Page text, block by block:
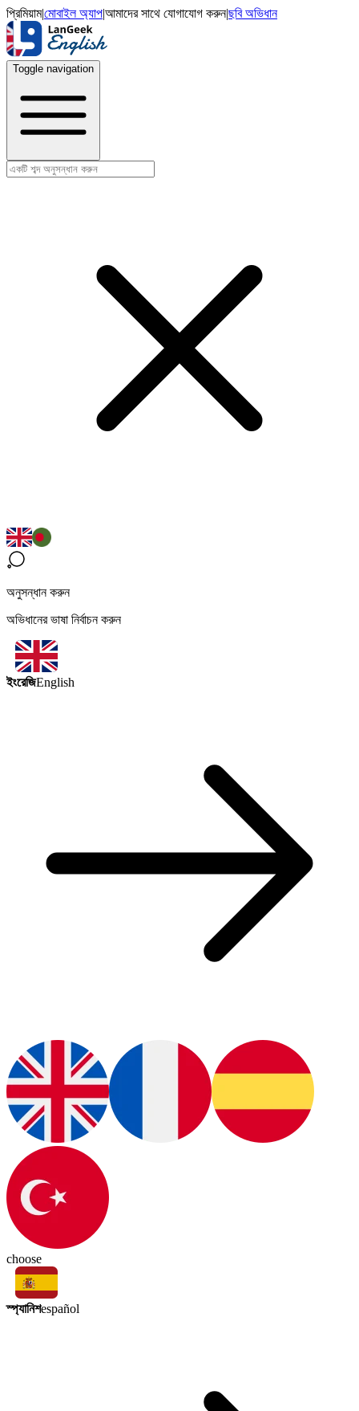
প্রিমিয়াম|মোবাইল অ্যাপ|আমাদের সাথে যোগাযোগ করুন|ছবি অভিধান
Toggle navigation
অনুসন্ধান করুন
অভিধানের ভাষা নির্বাচন করুন
ইংরেজিEnglish
choose
স্প্যানিশespañol